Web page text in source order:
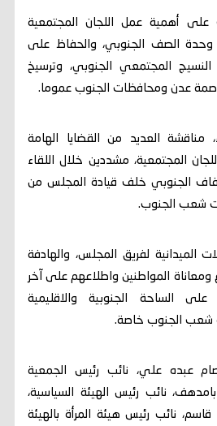
على أهمية عمل اللجان المجتمعية
وحدة الصف الجنوبي، والحفاظ على
النسيج المجتمعي الجنوبي، وترسيخ
عدن ومحافظات الجنوب عموما.
مناقشة العديد من القضايا الهامة
المجتمعية، مشددين خلال اللقاء
الجنوبي خلف قيادة المجلس من
شعب الجنوب.
الميدانية لفريق المجلس، والهادفة
المواطنين واطلاعهم على آخر
على الساحة الجنوبية والاقليمية
شعب الجنوب خاصة.
عبده علي، نائب رئيس الجمعية
بامدهف، نائب رئيس الهيئة السياسية،
نائب رئيس هيئة المرأة بالهيئة